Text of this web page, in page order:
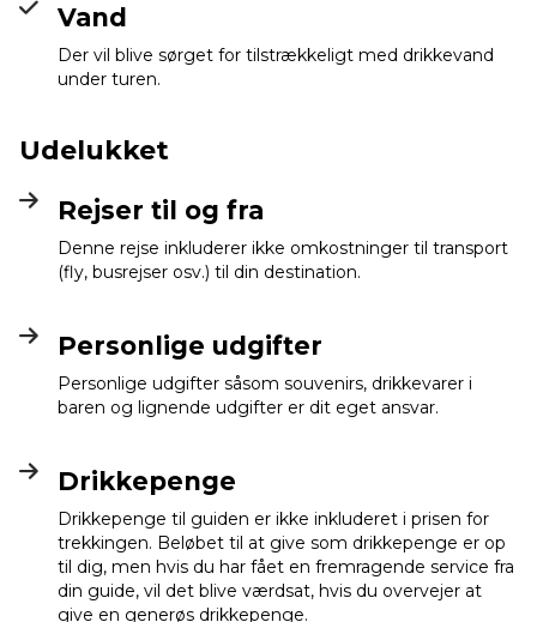
Vand
Der vil blive sørget for tilstrækkeligt med drikkevand
under turen.
Udelukket
Rejser til og fra
Denne rejse inkluderer ikke omkostninger til transport
(fly, busrejser osv.) til din destination.
Personlige udgifter
Personlige udgifter såsom souvenirs, drikkevarer i
baren og lignende udgifter er dit eget ansvar.
Drikkepenge
Drikkepenge til guiden er ikke inkluderet i prisen for
trekkingen. Beløbet til at give som drikkepenge er op
til dig, men hvis du har fået en fremragende service fra
din guide, vil det blive værdsat, hvis du overvejer at
give en generøs drikkepenge.